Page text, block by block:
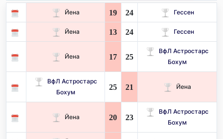
Йена 19 24 Гессен
Йена 13 24 Гессен
Йена 17 25
ВфЛ Астростарс
Бохум
ВфЛ Астростарс
Бохум
25 21 Йена
Йена 20 23
ВфЛ Астростарс
Бохум